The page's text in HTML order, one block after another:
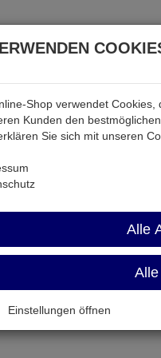
& Akkus
Shop verwendet
Kunden den
Sie sich mit unseren
Alle
Einstellungen öffnen